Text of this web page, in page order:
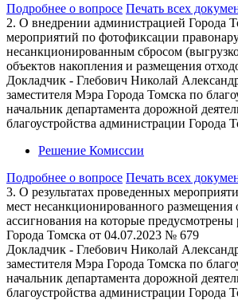
Подробнее о вопросе Печать всех
2. О внедрении администрацией Города
мероприятий по фотофиксации
несанкционированным сбросом
объектов накопления и размещения
Докладчик - Глебович Николай
заместителя Мэра Города Томска по
начальник департамента дорожной
благоустройства администрации Города
Решение Комиссии
Подробнее о вопросе Печать всех
3. О результатах проведенных
мест несанкционированного
ассигнования на которые
Города Томска от 04.07.2023 № 679
Докладчик - Глебович Николай
заместителя Мэра Города Томска по
начальник департамента дорожной
благоустройства администрации Города